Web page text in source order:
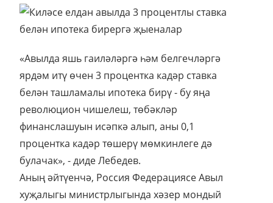
«Авылда яшь гаиләләргә һәм белгечләргә
ярдәм итү өчен 3 процентка кадәр ставка
белән ташламалы ипотека бирү - бу яңа
революцион чишелеш, төбәкләр
финанслашуын исәпкә алып, аны 0,1
процентка кадәр төшерү мөмкинлеге дә
булачак», - диде Лебедев.
Аның әйтүенчә, Россия Федерациясе Авыл
хуҗалыгы министрлыгында хәзер мондый